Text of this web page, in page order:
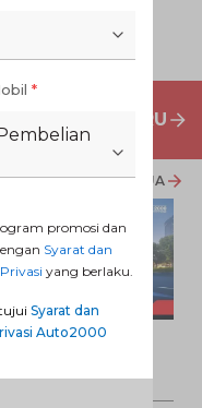
MOBIL BARU
LIHAT SEMUA
*
promosi dan
Syarat dan
yang berlaku.
Syarat dan
Auto2000